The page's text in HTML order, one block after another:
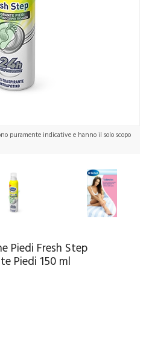
puramente indicative e hanno il solo scopo
Piedi Fresh Step
Piedi 150 ml